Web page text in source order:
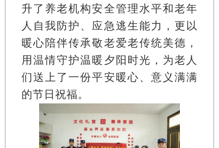
升了养老机构安全管理水平和老年
人自我防护、应急逃生能力，更以
暖心陪伴传承敬老爱老传统美德，
用温情守护温暖夕阳时光，为老人
们送上了一份平安暖心、意义满满
的节日祝福。